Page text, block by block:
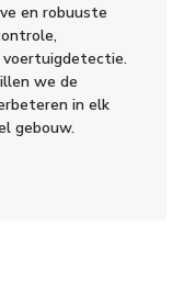
en robuuste
voertuigdetectie.
we de
in elk
gebouw.